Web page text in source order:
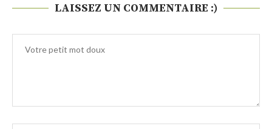
LAISSEZ UN COMMENTAIRE :)